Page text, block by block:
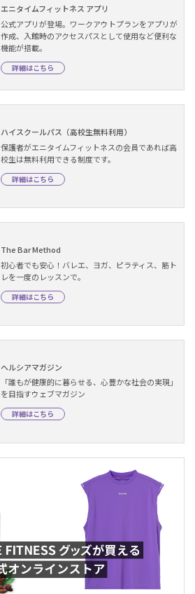
エニタイムフィットネス アプリ
公式アプリが登場。ワークアウトプランをアプリが
作成、入館時のアクセスパスとして使用など便利な
機能が搭載。
詳細はこちら
ハイスクールパス（高校生無料利用）
保護者がエニタイムフィットネスの会員であれば高
校生は無料利用できる制度です。
詳細はこちら
The Bar Method
初心者でも安心！バレエ、ヨガ、ピラティス、筋ト
レを一度のレッスンで。
詳細はこちら
ヘルシアマガジン
「誰もが健康的に暮らせる、心豊かな社会の実現」
を目指すウェブマガジン
詳細はこちら